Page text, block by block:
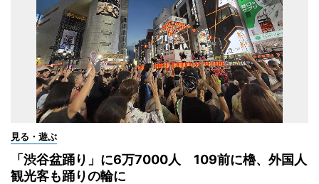
見る・遊ぶ
「渋谷盆踊り」に6万7000人 109前に櫓、外国人
観光客も踊りの輪に